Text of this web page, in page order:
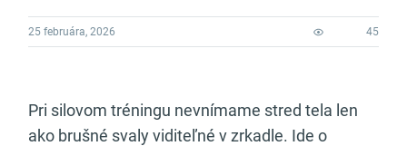
25 februára, 2026 45
Pri silovom tréningu nevnímame stred tela len
ako brušné svaly viditeľné v zrkadle. Ide o